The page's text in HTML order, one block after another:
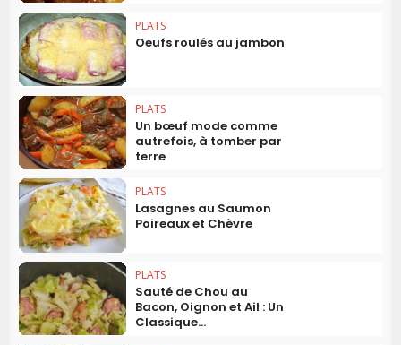
PLATS
Oeufs roulés au jambon
PLATS
Un bœuf mode comme
autrefois, à tomber par
terre
PLATS
Lasagnes au Saumon
Poireaux et Chèvre
PLATS
Sauté de Chou au
Bacon, Oignon et Ail : Un
Classique...